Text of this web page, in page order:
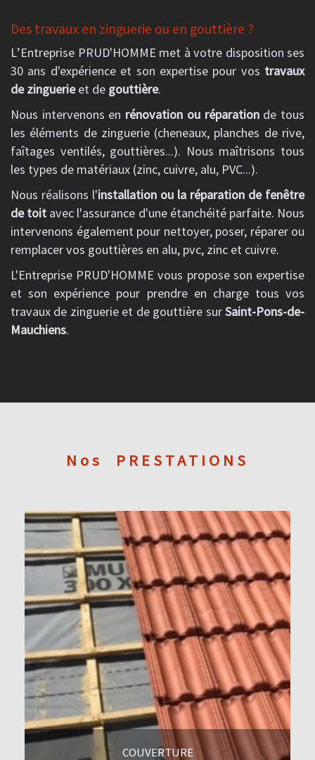
Des travaux en zinguerie ou en gouttière ?
L’Entreprise PRUD'HOMME met à votre disposition ses
30 ans d'expérience et son expertise pour vos travaux
de zinguerieet de gouttière.
Nous intervenons en rénovation ou réparationde tous
les éléments de zinguerie (cheneaux, planches de rive,
faîtages ventilés, gouttières...). Nous maîtrisons tous
les types de matériaux (zinc, cuivre, alu, PVC...).
Nous réalisons l'installation ou la réparation de fenêtre
de toit avec l'assurance d'une étanchéité parfaite. Nous
intervenons également pour nettoyer, poser, réparer ou
remplacer vos gouttières en alu, pvc, zinc et cuivre.
L'Entreprise PRUD'HOMME vous propose son expertise
et son expérience pour prendre en charge tous vos
travaux de zinguerie et de gouttière surSaint-Pons-de-
Mauchiens.
Nos PRESTATIONS
COUVERTURE